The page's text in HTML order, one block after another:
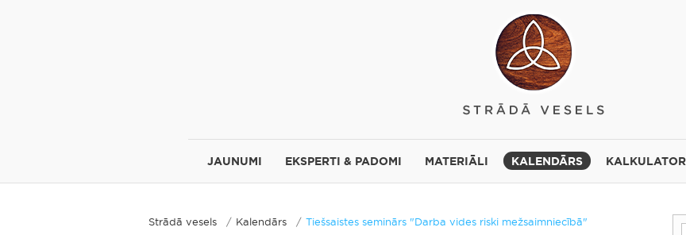
JAUNUMI EKSPERTI & PADOMI MATERIĀLI KALENDĀRS
Strādā vesels Kalendārs Tiešsaistes seminārs "Darba vides riski mežsaimniecībā"